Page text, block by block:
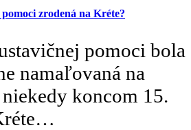
zrodená na Kréte?
pomoci bola
namaľovaná na
koncom 15.